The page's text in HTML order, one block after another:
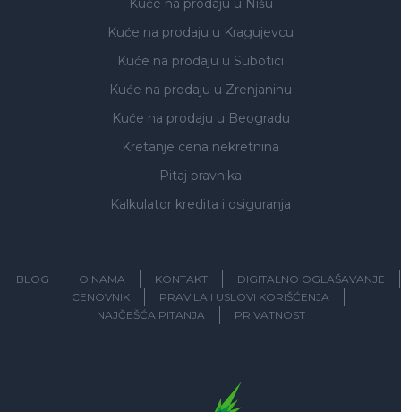
Kuće na prodaju u Nišu
Kuće na prodaju u Kragujevcu
Kuće na prodaju u Subotici
Kuće na prodaju u Zrenjaninu
Kuće na prodaju u Beogradu
Kretanje cena nekretnina
Pitaj pravnika
Kalkulator kredita i osiguranja
BLOG O NAMA KONTAKT
DIGITALNO OGLAŠAVANJE
CENOVNIK
PRAVILA I USLOVI KORIŠĆENJA
NAJČEŠĆA PITANJA
PRIVATNOST